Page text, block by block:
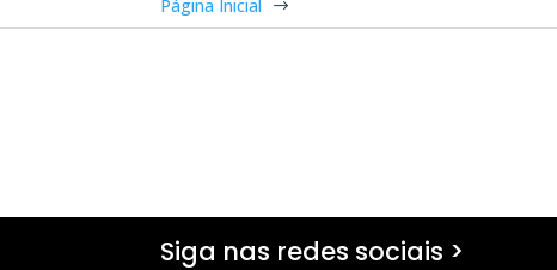
Página Inicial $
Siga nas redes sociais >